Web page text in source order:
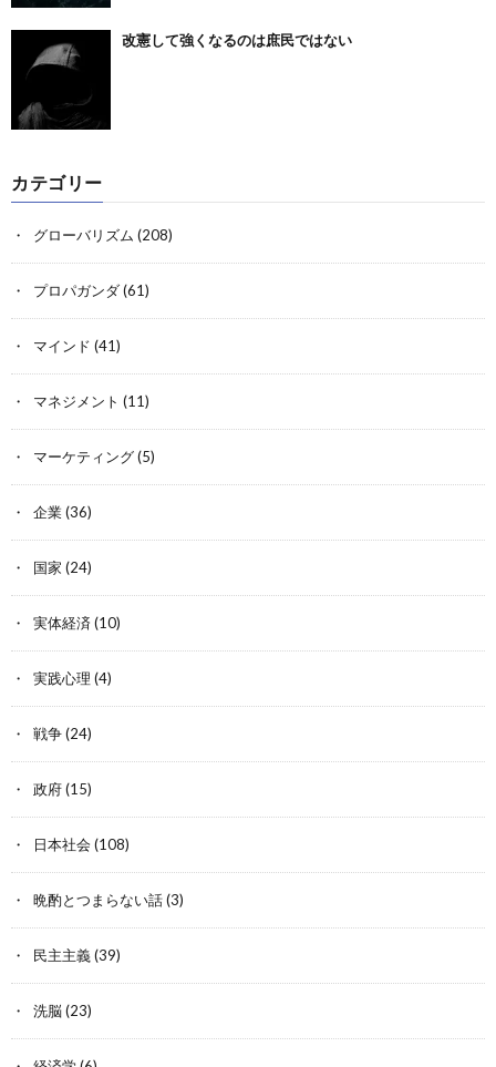
改憲して強くなるのは庶民ではない
カテゴリー
グローバリズム (208)
プロパガンダ(61)
マインド (41)
マネジメント (11)
マーケティング(5)
企業(36)
国家 (24)
実体経済 (10)
実践心理 (4)
戦争(24)
政府(15)
日本社会 (108)
晩酌とつまらない話(3)
民主主義(39)
洗脳(23)